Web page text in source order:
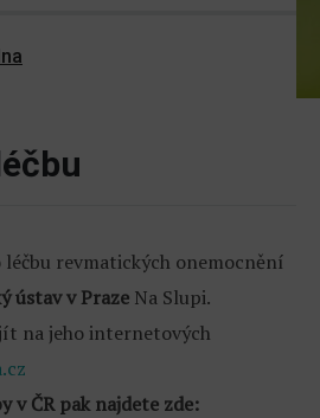
léčbu revmatických onemocnění
ústav v Praze Na Slupi.
na jeho internetových
v ČR pak najdete zde: